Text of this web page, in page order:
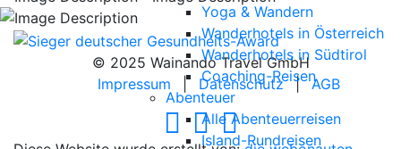
Yoga & Wandern
Wanderhotels in Österreich
Wanderhotels in Südtirol
Coaching-Reisen
Abenteuer
Alle Abenteuerreisen
Island-Rundreisen
© 2025 Wainando Travel GmbH
Impressum
| Datenschutz | AGB